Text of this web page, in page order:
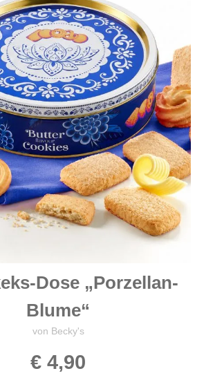
Dose „Porzellan-
Blume“
von Becky's
€ 4,90